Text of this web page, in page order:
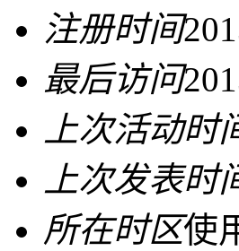
注册时间
最后访问
上次活动时
上次发表时
所在时区使